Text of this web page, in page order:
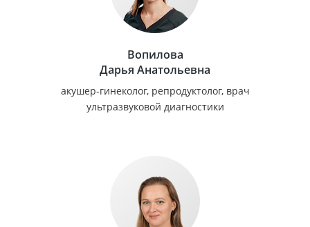
Вопилова
Дарья Анатольевна
акушер-гинеколог, репродуктолог, врач
ультразвуковой диагностики